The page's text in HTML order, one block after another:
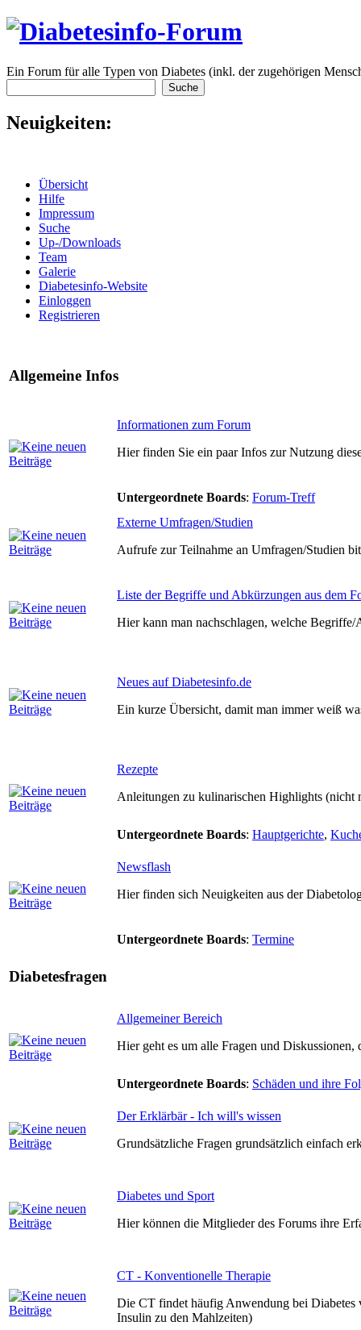
Ein Forum für alle Typen von Diabetes (inkl. der zugehörigen
Neuigkeiten:
Übersicht
Hilfe
Impressum
Suche
Up-/Downloads
Team
Galerie
Diabetesinfo-Website
Einloggen
Registrieren
Allgemeine Infos
Informationen zum Forum
Hier finden Sie ein paar Infos zur Nutzung
Untergeordnete Boards: Forum-Treff
Externe Umfragen/Studien
Aufrufe zur Teilnahme an Umfragen/Studien
Liste der Begriffe und Abkürzungen aus dem
Hier kann man nachschlagen, welche
Neues auf Diabetesinfo.de
Ein kurze Übersicht, damit man immer weiß
Rezepte
Anleitungen zu kulinarischen Highlights (nicht
Untergeordnete Boards: Hauptgerichte,
Newsflash
Hier finden sich Neuigkeiten aus der
Untergeordnete Boards: Termine
Diabetesfragen
Allgemeiner Bereich
Hier geht es um alle Fragen und Diskussionen,
Untergeordnete Boards: Schäden und ihre
Der Erklärbär - Ich will's wissen
Grundsätzliche Fragen grundsätzlich einfach
Diabetes und Sport
Hier können die Mitglieder des Forums ihre
CT - Konventionelle Therapie
Die CT findet häufig Anwendung bei Diabetes
Insulin zu den Mahlzeiten)